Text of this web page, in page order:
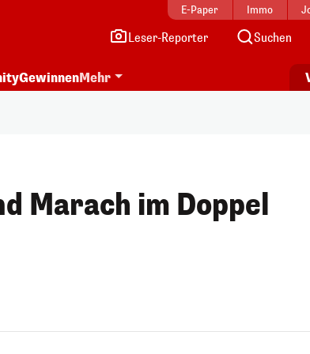
E-Paper Immo
Leser-Reporter Suchen
GewinnenMehr
Marach im Doppel